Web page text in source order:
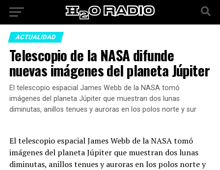
ACTUALIDAD
Telescopio de la NASA difunde
nuevas imágenes del planeta Júpiter
El telescopio espacial James Webb de la NASA tomó
imágenes del planeta Júpiter que muestran dos lunas
diminutas, anillos tenues y auroras en los polos norte y sur
El telescopio espacial James Webb de la NASA tomó
imágenes del planeta Júpiter que muestran dos lunas
diminutas, anillos tenues y auroras en los polos norte y